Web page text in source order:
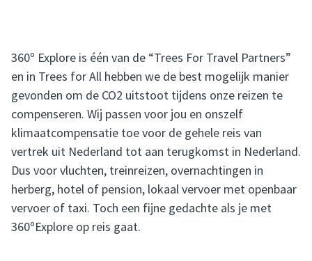
360º Explore is één van de “Trees For Travel Partners”
en in Trees for All hebben we de best mogelijk manier
gevonden om de CO2 uitstoot tijdens onze reizen te
compenseren. Wij passen voor jou en onszelf
klimaatcompensatie toe voor de gehele reis van
vertrek uit Nederland tot aan terugkomst in Nederland.
Dus voor vluchten, treinreizen, overnachtingen in
herberg, hotel of pension, lokaal vervoer met openbaar
vervoer of taxi. Toch een fijne gedachte als je met
360ºExplore op reis gaat.